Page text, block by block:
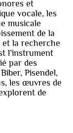
et
vocale, les
musicale
de la
et la recherche
l’instrument
par des
Pisendel,
les œuvres de
de